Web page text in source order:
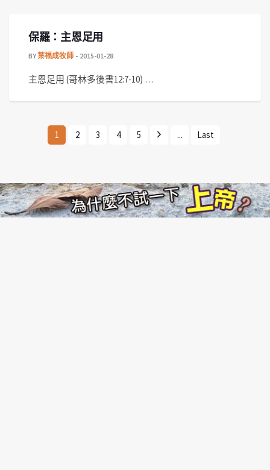
保羅：主恩足用
BY葉福成牧師 2015-01-28
主恩足用 (哥林多後書12:7-10) …
1 2 3 4 5 ... Last